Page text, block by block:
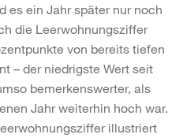
es ein Jahr später nur noch
die Leerwohnungsziffer
von bereits tiefen
– der niedrigste Wert seit
bemerkenswerter, als
Jahr weiterhin hoch war.
illustriert